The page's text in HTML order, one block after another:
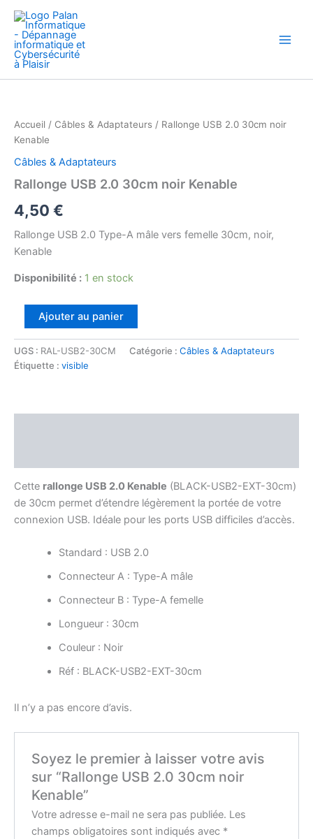
Aller
contenu
Accueil / Câbles & Adaptateurs / Rallonge USB 2.0 30cm noir
Kenable
Câbles & Adaptateurs
Rallonge USB 2.0 30cm noir Kenable
4,50 €
Rallonge USB 2.0 Type-A mâle vers femelle 30cm, noir,
Kenable
Disponibilité : 1 en stock
USB
2.0
30cm
noir
Kenable
Ajouter au panier
UGS : RAL-USB2-30CM Catégorie : Câbles & Adaptateurs
Étiquette : visible
Cette rallonge USB 2.0 Kenable (BLACK-USB2-EXT-30cm)
de 30cm permet d’étendre légèrement la portée de votre
connexion USB. Idéale pour les ports USB difficiles d’accès.
Standard : USB 2.0
Connecteur A : Type-A mâle
Connecteur B : Type-A femelle
Longueur : 30cm
Couleur : Noir
Réf : BLACK-USB2-EXT-30cm
Il n’y a pas encore d’avis.
Soyez le premier à laisser votre avis
sur “Rallonge USB 2.0 30cm noir
Kenable”
Votre adresse e-mail ne sera pas publiée. Les
champs obligatoires sont indiqués avec *